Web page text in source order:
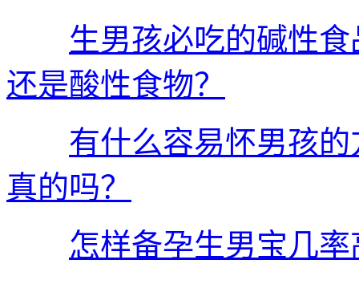
生男孩必吃的碱性
还是酸性食物？
有什么容易怀男孩
真的吗？
怎样备孕生男宝几